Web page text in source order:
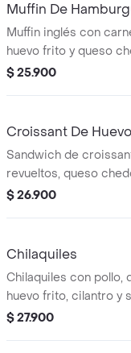
Muffin De
Muffin inglés con
huevo frito y queso
$ 25.900
Croissant De
Sandwich de
revueltos, queso
crocante.
$ 26.900
Chilaquiles
Chilaquiles con pollo,
huevo frito, cilantro y
$ 27.900